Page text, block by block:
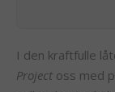
I den kraftfulle
Project oss med